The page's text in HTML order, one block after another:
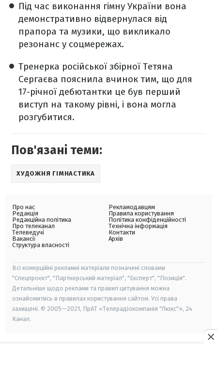
Під час виконання гімну України вона
демонстративно відвернулася від
прапора та музики, що викликало
резонанс у соцмережах.
Тренерка російської збірної Тетяна
Сергаєва пояснила вчинок тим, що для
17-річної дебютантки це був перший
виступ на такому рівні, і вона могла
розгубитися.
Пов'язані теми:
ХУДОЖНЯ ГІМНАСТИКА
Про нас
Редакція
Редакційна політика
Про телеканал
Телеведучі
Вакансії
Структура власності
Рекламодавцям
Правила користування
Політика конфіденційності
Технічна інформація
Контакти
Архів
Всі комерційні рекламні матеріали позначені словами
"Спецпроєкт", "Партнерський матеріал", "Експерт", "Позиція".
Детальніше щодо реклами та правил цитування можна
ознайомитись в правилах користування сайтом. Усі права
захищені. © 2005—2021, ПрАТ «Телерадіокомпанія "Люкс"», 24
Канал.